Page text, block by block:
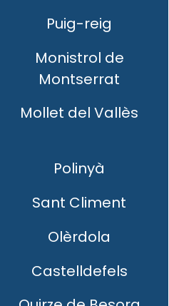
Puig-reig
Monistrol de
Montserrat
Mollet del Vallès
Polinyà
Sant Climent
Olèrdola
Castelldefels